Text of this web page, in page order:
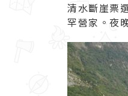
清水斷崖票
罕營家。夜